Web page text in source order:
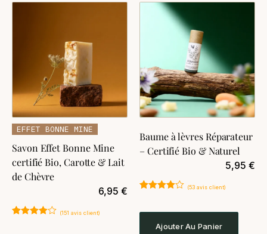
EFFET BONNE MINE
Savon Effet Bonne Mine
certifié Bio, Carotte & Lait
de Chèvre
6,95 €
(151 avis client)
Baume à lèvres Réparateur
– Certifié Bio & Naturel
5,95 €
basé sur
notations
client
(53avis client)
Ajouter Au Panier